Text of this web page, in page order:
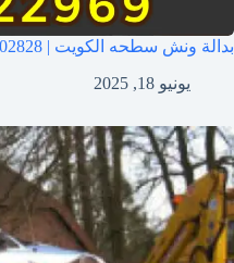
بدالة ونش سطحه الكويت | 97702828
يونيو 18, 2025